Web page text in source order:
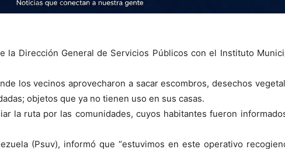
la Dirección General de Servicios Públicos con el Instituto
los vecinos aprovecharon a sacar escombros, desechos
objetos que ya no tienen uso en sus casas.
la ruta por las comunidades, cuyos habitantes fueron
(Psuv), informó que “estuvimos en este operativo